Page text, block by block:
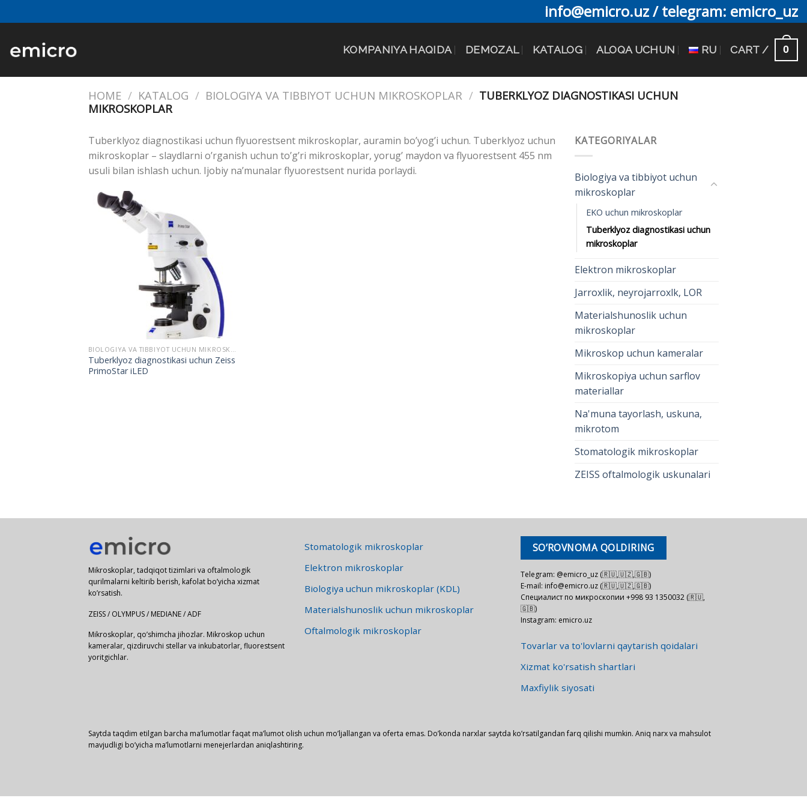
to
info@emicro.uz / telegram: emicro_uz
KOMPANIYA HAQIDA DEMOZAL KATALOG ALOQA UCHUN RU CART / 0
HOME / KATALOG / BIOLOGIYA VA TIBBIYOT UCHUN MIKROSKOPLAR / TUBERKLYOZ DIAGNOSTIKASI UCHUN
MIKROSKOPLAR
Tuberklyoz diagnostikasi uchun flyuorestsent mikroskoplar, auramin bo’yog’i uchun. Tuberklyoz uchun
mikroskoplar – slaydlarni o’rganish uchun to’g’ri mikroskoplar, yorug’ maydon va flyuorestsent 455 nm
usuli bilan ishlash uchun. Ijobiy na’munalar flyuorestsent nurida porlaydi.
BIOLOGIYA VA TIBBIYOT UCHUN MIKROSKOPLAR
Tuberklyoz diagnostikasi uchun Zeiss
PrimoStar iLED
KATEGORIYALAR
Biologiya va tibbiyot uchun
mikroskoplar
EKO uchun mikroskoplar
Tuberklyoz diagnostikasi uchun
mikroskoplar
Elektron mikroskoplar
Jarroxlik, neyrojarroxlk, LOR
Materialshunoslik uchun
mikroskoplar
Mikroskop uchun kameralar
Mikroskopiya uchun sarflov
materiallar
Na'muna tayorlash, uskuna,
mikrotom
Stomatologik mikroskoplar
ZEISS oftalmologik uskunalari
Mikroskoplar, tadqiqot tizimlari va oftalmologik
qurilmalarni keltirib berish, kafolat bo’yicha xizmat
ko’rsatish.
ZEISS / OLYMPUS / MEDIANE / ADF
Mikroskoplar, qo’shimcha jihozlar. Mikroskop uchun
kameralar, qizdiruvchi stellar va inkubatorlar, fluorestsent
yoritgichlar.
Stomatologik mikroskoplar
Elektron mikroskoplar
Biologiya uchun mikroskoplar (KDL)
Materialshunoslik uchun mikroskoplar
Oftalmologik mikroskoplar
SO’ROVNOMA QOLDIRING
Telegram: @emicro_uz (🇷🇺,🇺🇿,🇬🇧)
E-mail: info@emicro.uz (🇷🇺,🇺🇿,🇬🇧)
Специалист по микроскопии +998 93 1350032 (🇷🇺,
🇬🇧)
Instagram: emicro.uz
Tovarlar va to'lovlarni qaytarish qoidalari
Xizmat ko'rsatish shartlari
Maxfiylik siyosati
Saytda taqdim etilgan barcha ma’lumotlar faqat ma’lumot olish uchun mo’ljallangan va oferta emas. Do’konda narxlar saytda ko’rsatilgandan farq qilishi mumkin. Aniq narx va mahsulot
mavjudligi bo’yicha ma’lumotlarni menejerlardan aniqlashtiring.